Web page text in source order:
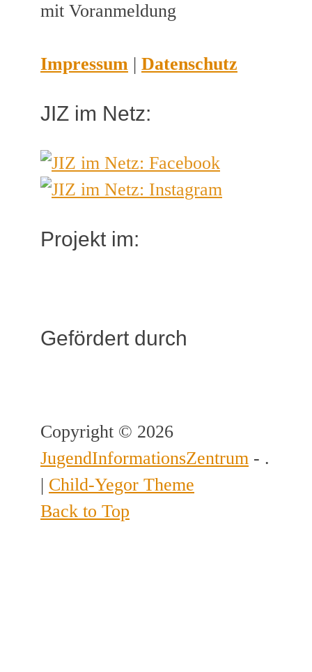
mit Voranmeldung
Impressum | Datenschutz
JIZ im Netz:
Projekt im:
Gefördert durch
Copyright © 2026
JugendInformationsZentrum - .
| Child-Yegor Theme
Back to Top